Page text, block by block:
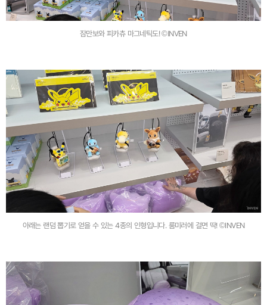
잠만보와 피카츄 마그네틱도! ©INVEN
아래는 랜덤 뽑기로 얻을 수 있는 4종의 인형입니다. 룸미러에 걸면 딱! ©INVEN